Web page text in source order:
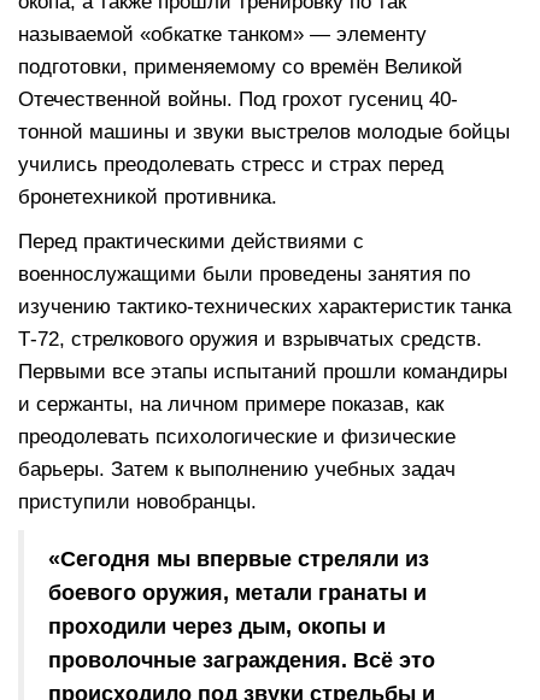
называемой «обкатке танком» — элементу
подготовки, применяемому со времён Великой
Отечественной войны. Под грохот гусениц 40-
тонной машины и звуки выстрелов молодые бойцы
учились преодолевать стресс и страх перед
бронетехникой противника.
Перед практическими действиями с
военнослужащими были проведены занятия по
изучению тактико-технических характеристик танка
Т-72, стрелкового оружия и взрывчатых средств.
Первыми все этапы испытаний прошли командиры
и сержанты, на личном примере показав, как
преодолевать психологические и физические
барьеры. Затем к выполнению учебных задач
приступили новобранцы.
«Сегодня мы впервые стреляли из
боевого оружия, метали гранаты и
проходили через дым, окопы и
проволочные заграждения. Всё это
происходило под звуки стрельбы и